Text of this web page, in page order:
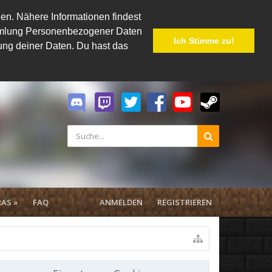
Nähere Informationen findest
Personenbezogener Daten
deiner Daten. Du hast das
Ich Stimme zu!
» FAQ ANMELDEN REGISTRIEREN